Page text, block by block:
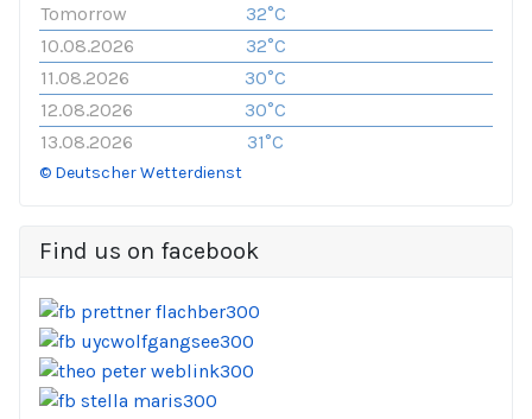
Tomorrow
32°C
10.08.2026
32°C
11.08.2026
30°C
12.08.2026
30°C
13.08.2026
31°C
© Deutscher Wetterdienst
Find us on facebook